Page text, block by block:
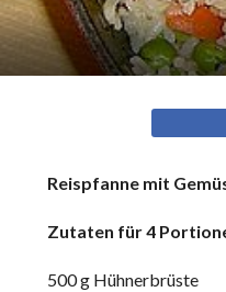
Reispfanne mit
Zutaten für 4
500 g Hühnerbrüste